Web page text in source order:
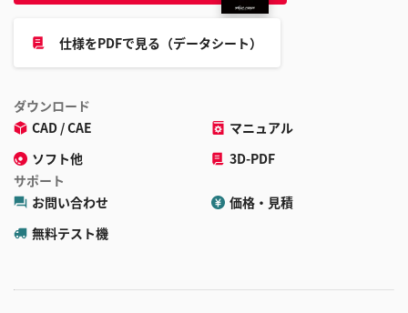
仕様をPDFで見る（データシート）
ダウンロード
CAD / CAE
マニュアル
ソフト他
3D-PDF
サポート
お問い合わせ
価格・見積
無料テスト機